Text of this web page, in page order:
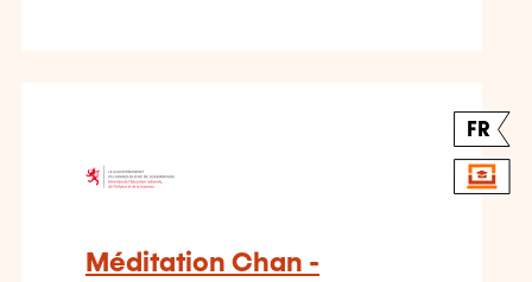
FR
Méditation Chan -